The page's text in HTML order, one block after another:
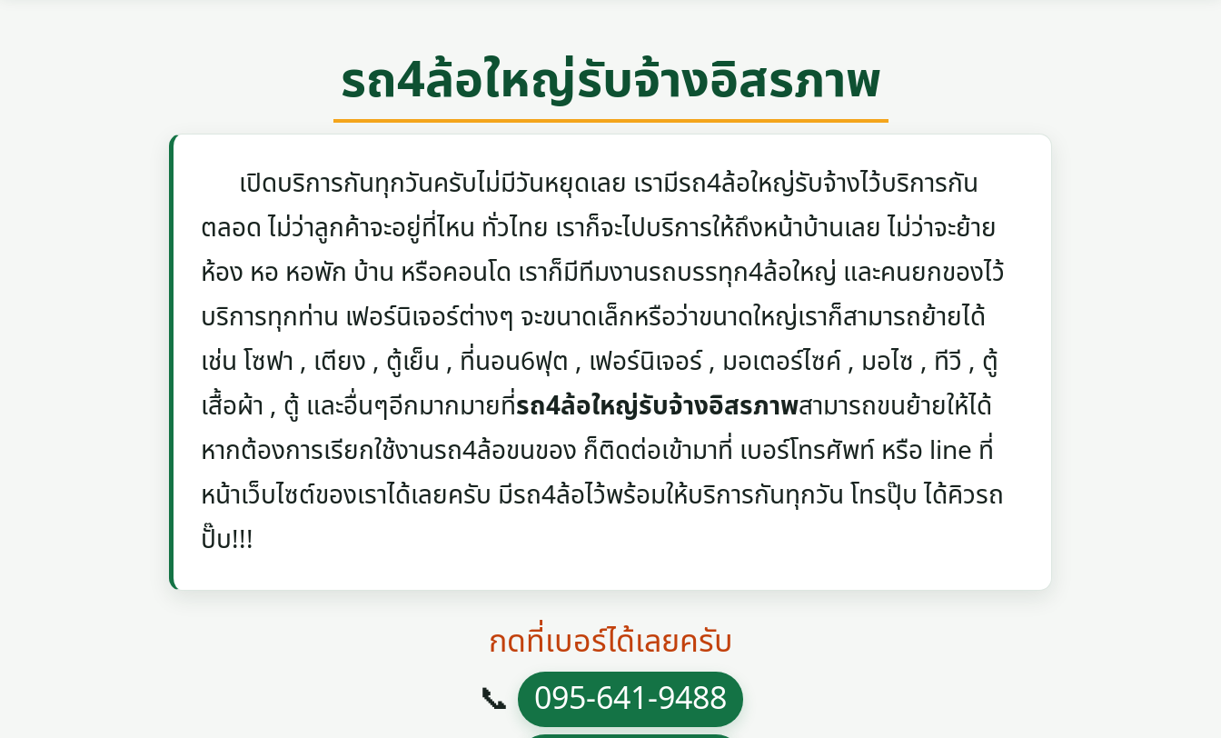
รถ4ล้อใหญ่รับจ้างอิสรภาพ
เปิดบริการกันทุกวันครับไม่มีวันหยุดเลย เรามีรถ4ล้อใหญ่รับจ้างไว้บริการกัน
ตลอด ไม่ว่าลูกค้าจะอยู่ที่ไหน ทั่วไทย เราก็จะไปบริการให้ถึงหน้าบ้านเลย ไม่ว่าจะย้าย
ห้อง หอ หอพัก บ้าน หรือคอนโด เราก็มีทีมงานรถบรรทุก4ล้อใหญ่ และคนยกของไว้
บริการทุกท่าน เฟอร์นิเจอร์ต่างๆ จะขนาดเล็กหรือว่าขนาดใหญ่เราก็สามารถย้ายได้
เช่น โซฟา , เตียง , ตู้เย็น , ที่นอน6ฟุต , เฟอร์นิเจอร์ , มอเตอร์ไซค์ , มอไซ , ทีวี , ตู้
เสื้อผ้า , ตู้ และอื่นๆอีกมากมายที่รถ4ล้อใหญ่รับจ้างอิสรภาพสามารถขนย้ายให้ได้
หากต้องการเรียกใช้งานรถ4ล้อขนของ ก็ติดต่อเข้ามาที่ เบอร์โทรศัพท์ หรือ line ที่
หน้าเว็บไซต์ของเราได้เลยครับ มีรถ4ล้อไว้พร้อมให้บริการกันทุกวัน โทรปุ๊บ ได้คิวรถ
ปั๊บ!!!
กดที่เบอร์ได้เลยครับ
📞
095-641-9488